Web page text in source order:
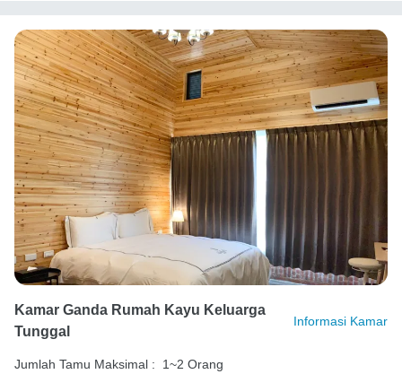
Kamar Ganda Rumah Kayu Keluarga
Tunggal
Informasi Kamar
Jumlah Tamu Maksimal : 1~2 Orang